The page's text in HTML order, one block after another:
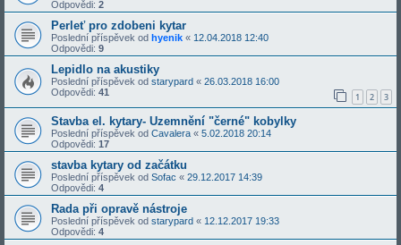
Odpovědi: 2
Perleť pro zdobeni kytar
Poslední příspěvek od hyenik « 12.04.2018 12:40
Odpovědi: 9
Lepidlo na akustiky
Poslední příspěvek od starypard « 26.03.2018 16:00
Odpovědi: 41 1 2 3
Stavba el. kytary- Uzemnění "černé" kobylky
Poslední příspěvek od Cavalera « 5.02.2018 20:14
Odpovědi: 17
stavba kytary od začátku
Poslední příspěvek od Sofac « 29.12.2017 14:39
Odpovědi: 4
Rada při opravě nástroje
Poslední příspěvek od starypard « 12.12.2017 19:33
Odpovědi: 4